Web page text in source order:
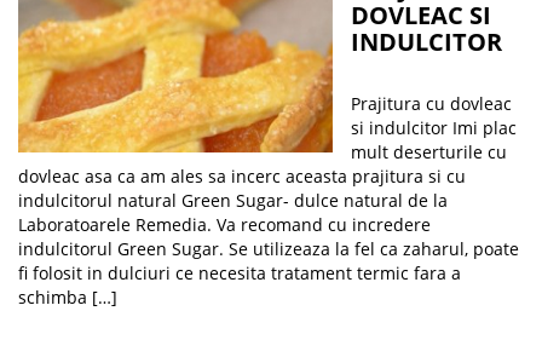
DOVLEAC SI
INDULCITOR
Prajitura cu dovleac
si indulcitor Imi plac
mult deserturile cu
dovleac asa ca am ales sa incerc aceasta prajitura si cu
indulcitorul natural Green Sugar- dulce natural de la
Laboratoarele Remedia. Va recomand cu incredere
indulcitorul Green Sugar. Se utilizeaza la fel ca zaharul, poate
fi folosit in dulciuri ce necesita tratament termic fara a
schimba […]